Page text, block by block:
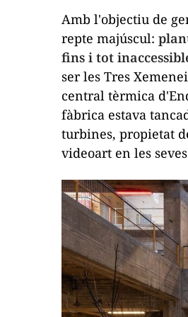
Amb l'objectiu de
repte majúscul:
fins i tot
ser les Tres
central tèrmica
fàbrica estava
turbines, propietat
videoart en les